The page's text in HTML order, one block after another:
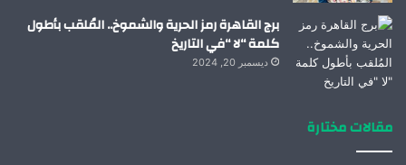
برج القاهرة رمز الحرية والشموخ.. المُلقب بأطول
كلمة “لا “في التاريخ
ديسمبر 20, 2024
مقالات مختارة